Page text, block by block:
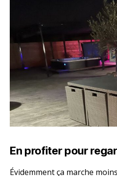
En profiter pour
Évidemment ça marche